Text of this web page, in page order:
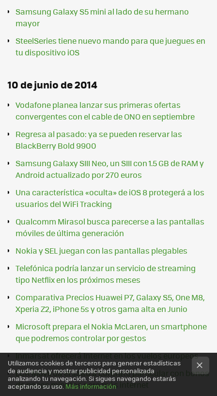
Samsung Galaxy S5 mini al lado de su hermano
mayor
SteelSeries tiene nuevo mando para que juegues en
tu dispositivo iOS
10 de junio de 2014
Vodafone planea lanzar sus primeras ofertas
convergentes con el cable de ONO en septiembre
Regresa al pasado: ya se pueden reservar las
BlackBerry Bold 9900
Samsung Galaxy SIII Neo, un SIII con 1.5 GB de RAM y
Android actualizado por 270 euros
Una característica «oculta» de iOS 8 protegerá a los
usuarios del WiFi Tracking
Qualcomm Mirasol busca parecerse a las pantallas
móviles de última generación
Nokia y SEL juegan con las pantallas plegables
Telefónica podría lanzar un servicio de streaming
tipo Netflix en los próximos meses
Comparativa Precios Huawei P7, Galaxy S5, One M8,
Xperia Z2, iPhone 5s y otros gama alta en Junio
Microsoft prepara el Nokia McLaren, un smartphone
que podremos controlar por gestos
Inmarsat ofrecerá Internet en los vuelos europeos
LCR Móvil da el salto a contrato particular con bonos
de pocos minutos pero más internet
Utilizamos cookies de terceros para generar estadísticas
de audiencia y mostrar publicidad personalizada
analizando tu navegación. Si sigues navegando estarás
aceptando su uso. Más información